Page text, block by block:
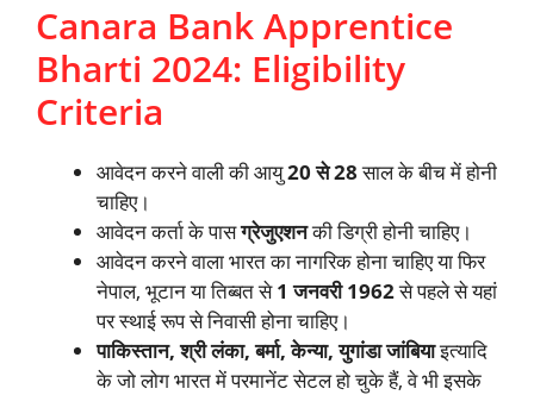
Canara Bank Apprentice
Bharti 2024: Eligibility
Criteria
आवेदन करने वाली की आयु20 से 28साल के बीच में होनी
चाहिए।
आवेदन कर्ता के पासग्रेजुएशनकी डिग्री होनी चाहिए।
आवेदन करने वाला भारत का नागरिक होना चाहिए या फिर
नेपाल, भूटान या तिब्बत से1 जनवरी 1962से पहले से यहां
पर स्थाई रूप से निवासी होना चाहिए।
पाकिस्तान, श्री लंका, बर्मा, केन्या, युगांडा जांबियाइत्यादि
के जो लोग भारत में परमानेंट सेटल हो चुके हैं, वे भी इसके